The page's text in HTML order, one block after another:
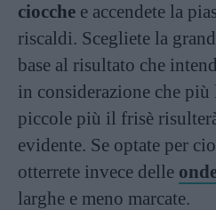
ciocche e accendete la
riscaldi. Scegliete la
base al risultato che
in considerazione che più
piccole più il frisè
evidente. Se optate per
otterrete invece delle
larghe e meno marcate.